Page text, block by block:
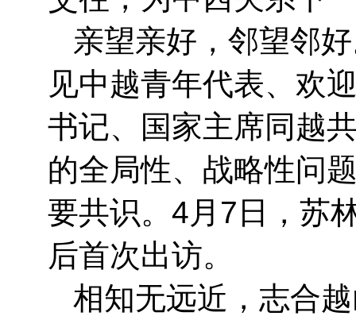
亲望亲好，邻望邻
见中越青年代表、欢
书记、国家主席同越
的全局性、战略性问
要共识。4月7日，苏
后首次出访。
相知无远近，志合